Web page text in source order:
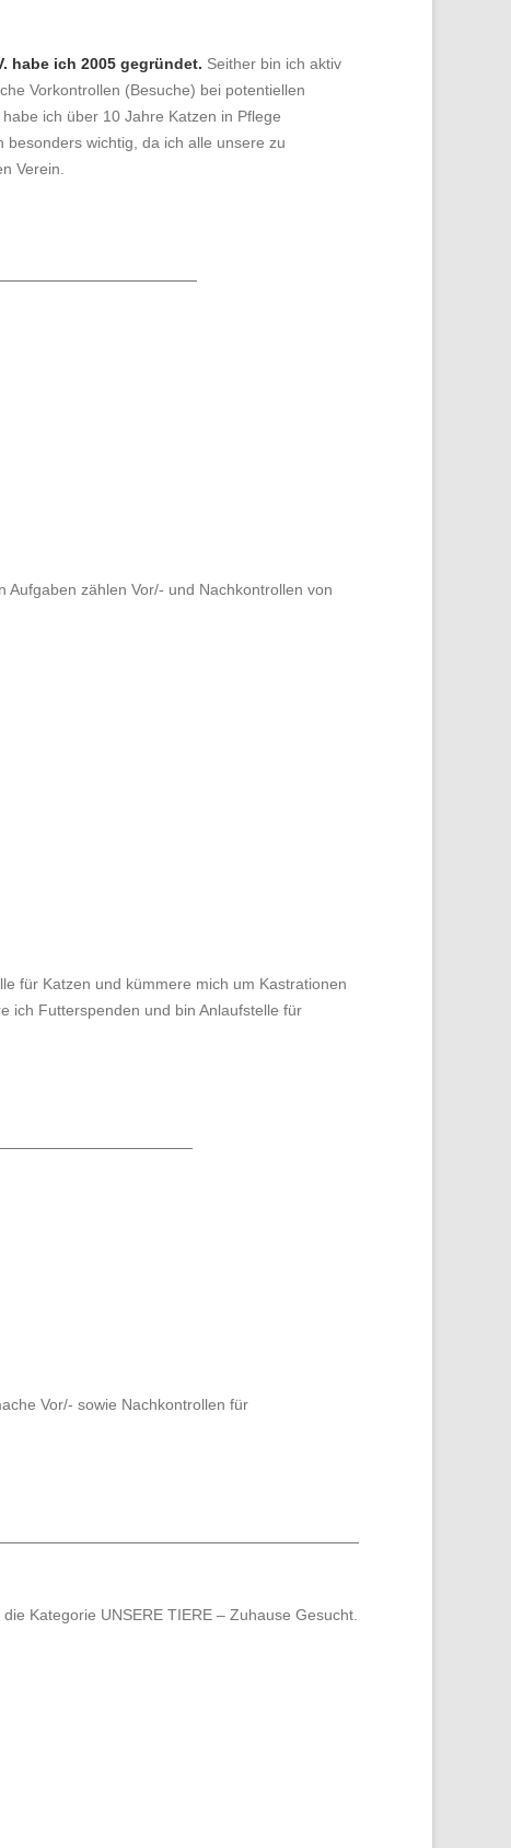
habe ich 2005 gegründet. Seither bin ich aktiv
Vorkontrollen (Besuche) bei potentiellen
ich über 10 Jahre Katzen in Pflege
wichtig, da ich alle unsere zu
Verein.
zählen Vor/- und Nachkontrollen von
für Katzen und kümmere mich um Kastrationen
ich Futterspenden und bin Anlaufstelle für
Vor/- sowie Nachkontrollen für
Kategorie UNSERE TIERE – Zuhause Gesucht.